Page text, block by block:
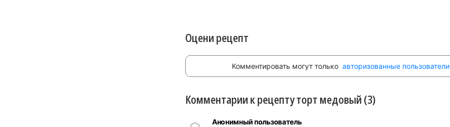
Оцени рецепт
Комментировать могут толькоавторизованные пользователи
Комментарии к рецепту торт медовый (3)
Анонимный пользователь